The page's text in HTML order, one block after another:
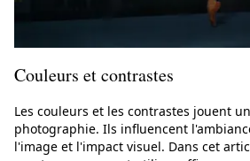
Couleurs et contrastes
Les couleurs et les contrastes jouent
photographie. Ils influencent
l'image et l'impact visuel. Dans cet